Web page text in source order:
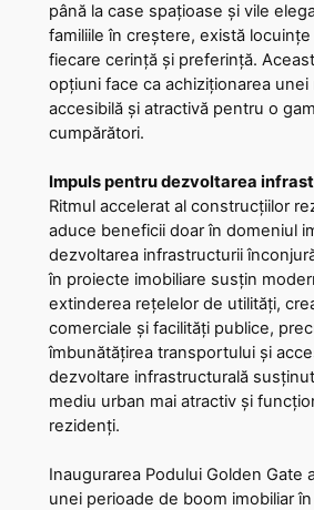
până la case spațioase și vile
familiile în creștere, există
fiecare cerință și preferință.
opțiuni face ca achiziționarea
accesibilă și atractivă pentru o
cumpărători.
Impuls pentru dezvoltarea
Ritmul accelerat al construcțiilor
aduce beneficii doar în domeniul
dezvoltarea infrastructurii
în proiecte imobiliare susțin
extinderea rețelelor de utilități,
comerciale și facilități publice,
îmbunătățirea transportului și
dezvoltare infrastructurală
mediu urban mai atractiv și
rezidenți.
Inaugurarea Podului Golden Gate
unei perioade de boom imobiliar în